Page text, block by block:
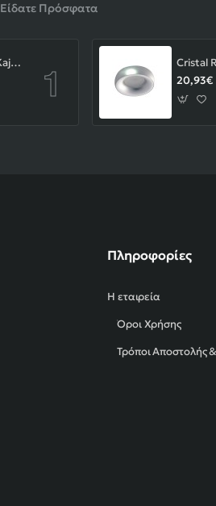
Είδατε Πρόσφατα
Cristal Record-Kaju Φωτιστικό Οροφής/Επιτοίχιο LED 8W, Γκρι
20,93€
Πληροφορίες
Η εταιρεία
Όροι Χρήσης
Τρόποι Αποστολής